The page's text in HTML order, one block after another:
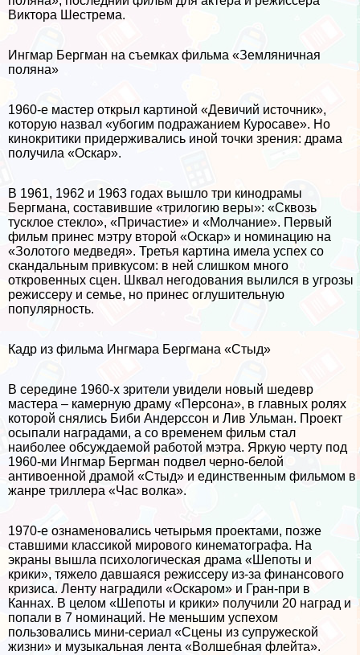
Виктора Шестрема.
Ингмар Бергман на съемках фильма «Земляничная
поляна»
1960-е мастер открыл картиной «Девичий источник»,
которую назвал «убогим подражанием Куросаве». Но
кинокритики придерживались иной точки зрения: драма
получила «Оскар».
В 1961, 1962 и 1963 годах вышло три кинодрамы
Бергмана, составившие «трилогию веры»: «Сквозь
тусклое стекло», «Причастие» и «Молчание». Первый
фильм принес мэтру второй «Оскар» и номинацию на
«Золотого медведя». Третья картина имела успех со
скандальным привкусом: в ней слишком много
откровенных сцен. Шквал негодования вылился в угрозы
режиссеру и семье, но принес оглушительную
популярность.
Кадр из фильма Ингмара Бергмана «Стыд»
В середине 1960-х зрители увидели новый шедевр
мастера – камерную драму «Персона», в главных ролях
которой снялись Биби Андерссон и Лив Ульман. Проект
осыпали наградами, а со временем фильм стал
наиболее обсуждаемой работой мэтра. Яркую черту под
1960-ми Ингмар Бергман подвел черно-белой
антивоенной драмой «Стыд» и единственным фильмом в
жанре триллера «Час волка».
1970-е ознаменовались четырьмя проектами, позже
ставшими классикой мирового кинематографа. На
экраны вышла психологическая драма «Шепоты и
крики», тяжело давшаяся режиссеру из-за финансового
кризиса. Ленту наградили «Оскаром» и Гран-при в
Каннах. В целом «Шепоты и крики» получили 20 наград и
попали в 7 номинаций. Не меньшим успехом
пользовались мини-сериал «Сцены из супружеской
жизни» и музыкальная лента «Волшебная флейта».